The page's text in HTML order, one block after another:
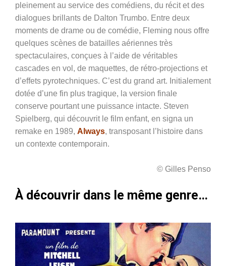
pleinement au service des comédiens, du récit et des
dialogues brillants de Dalton Trumbo. Entre deux
moments de drame ou de comédie, Fleming nous offre
quelques scènes de batailles aériennes très
spectaculaires, conçues à l’aide de véritables
cascades en vol, de maquettes, de rétro-projections et
d’effets pyrotechniques. C’est du grand art. Initialement
dotée d’une fin plus tragique, la version finale
conserve pourtant une puissance intacte. Steven
Spielberg, qui découvrit le film enfant, en signa un
remake en 1989, Always, transposant l’histoire dans
un contexte contemporain.
© Gilles Penso
À découvrir dans le même genre…